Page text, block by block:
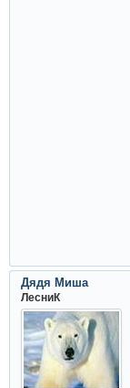
Дядя Миша
ЛесниК